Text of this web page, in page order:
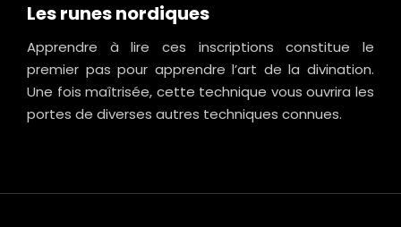
Les runes nordiques
Apprendre à lire ces inscriptions constitue le
premier pas pour apprendre l’art de la divination.
Une fois maîtrisée, cette technique vous ouvrira les
portes de diverses autres techniques connues.